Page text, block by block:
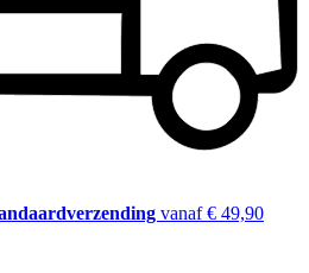
vanaf € 49,90